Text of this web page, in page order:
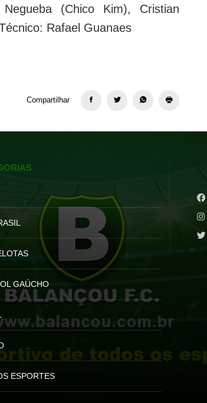
(Chico Kim), Cristian
Rafael Guanaes
Compartilhar
GAÚCHO
ESPORTES